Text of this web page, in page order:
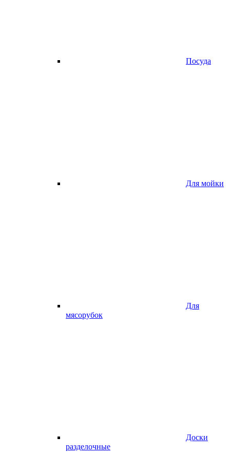
Посуда
Для мойки
Для
мясорубок
Доски
разделочные